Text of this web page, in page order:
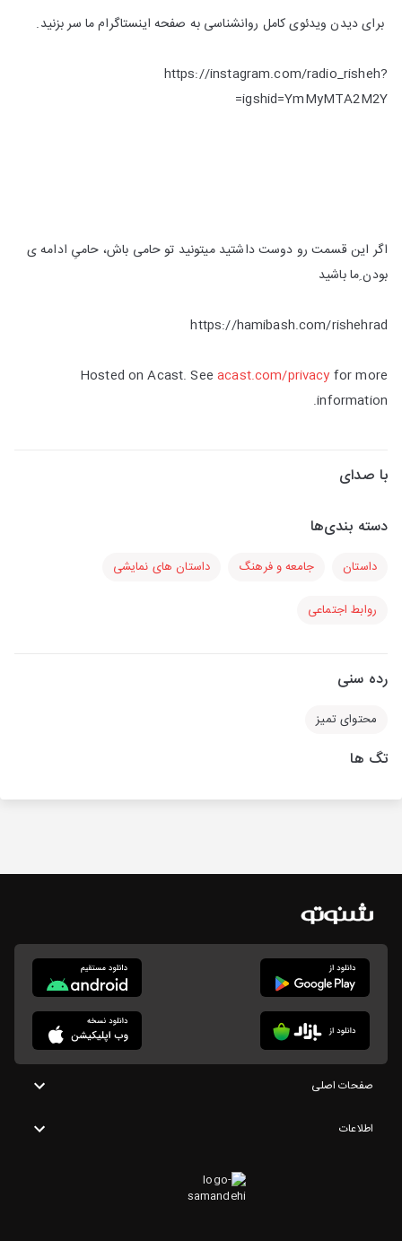
برای دیدن ویدئوی کامل روانشناسی به صفحه اینستاگرام ما سر بزنید.
https://instagram.com/radio_risheh?
igshid=YmMyMTA2M2Y=
اگر این قسمت رو دوست داشتید میتونید تو حامی باش، حامیِ ادامه ی
بودن ِما باشید
https://hamibash.com/rishehrad
Hosted on Acast. Seeacast.com/privacy for more
information.
با صدای
دسته بندی‌ها
داستان جامعه و فرهنگ داستان های نمایشی
روابط اجتماعی
رده سنی
محتوای تمیز
تگ ها
صفحات اصلی
اطلاعات